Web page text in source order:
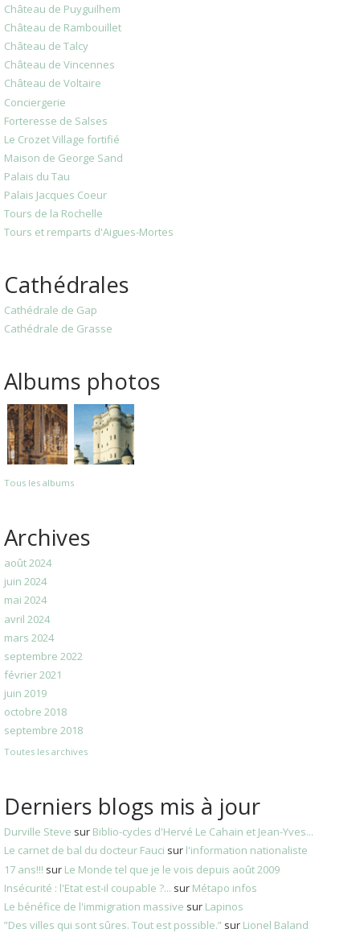
Château de Puyguilhem
Château de Rambouillet
Château de Talcy
Château de Vincennes
Château de Voltaire
Conciergerie
Forteresse de Salses
Le Crozet Village fortifié
Maison de George Sand
Palais du Tau
Palais Jacques Coeur
Tours de la Rochelle
Tours et remparts d'Aigues-Mortes
Cathédrales
Cathédrale de Gap
Cathédrale de Grasse
Albums photos
Tous les albums
Archives
août 2024
juin 2024
mai 2024
avril 2024
mars 2024
septembre 2022
février 2021
juin 2019
octobre 2018
septembre 2018
Toutes les archives
Derniers blogs mis à jour
Durville Steve sur Biblio-cycles d'Hervé Le Cahain et Jean-Yves...
Le carnet de bal du docteur Fauci sur l'information nationaliste
17 ans!!! sur Le Monde tel que je le vois depuis août 2009
Insécurité : l'Etat est-il coupable ?... sur Métapo infos
Le bénéfice de l'immigration massive sur Lapinos
”Des villes qui sont sûres. Tout est possible.” sur Lionel Baland